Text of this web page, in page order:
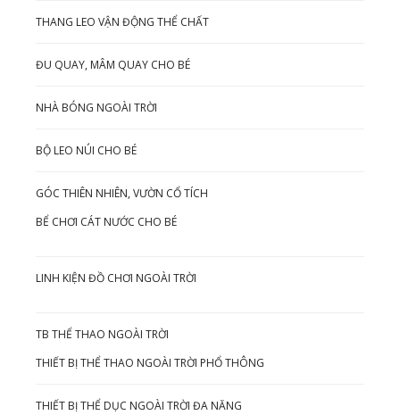
THANG LEO VẬN ĐỘNG THỂ CHẤT
ĐU QUAY, MÂM QUAY CHO BÉ
NHÀ BÓNG NGOÀI TRỜI
BỘ LEO NÚI CHO BÉ
GÓC THIÊN NHIÊN, VƯỜN CỔ TÍCH
BỂ CHƠI CÁT NƯỚC CHO BÉ
LINH KIỆN ĐỒ CHƠI NGOÀI TRỜI
TB THỂ THAO NGOÀI TRỜI
THIẾT BỊ THỂ THAO NGOÀI TRỜI PHỔ THÔNG
THIẾT BỊ THỂ DỤC NGOÀI TRỜI ĐA NĂNG